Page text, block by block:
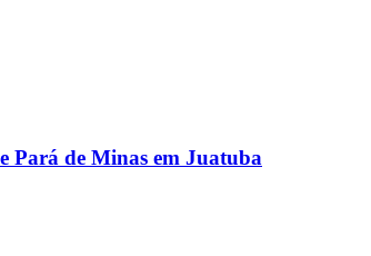
Pará de Minas em Juatuba